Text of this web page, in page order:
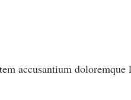
accusantium